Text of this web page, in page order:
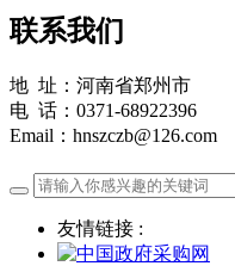
联系我们
地 址：河南省郑州市
电 话：0371-68922396
Email：hnszczb@126.com
友情链接 :